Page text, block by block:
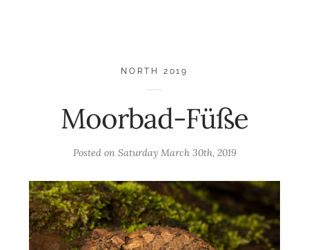
NORTH 2019
Moorbad-Füße
Posted on Saturday March 30th, 2019